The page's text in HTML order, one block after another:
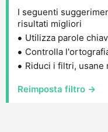
I seguenti
risultati migliori
Utilizza parole
Controlla
Riduci i filtri, usane
Reimposta filtro →